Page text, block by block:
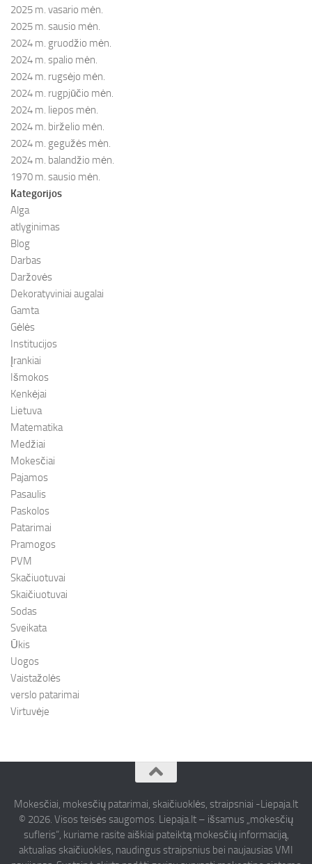
2025 m. vasario mėn.
2025 m. sausio mėn.
2024 m. gruodžio mėn.
2024 m. spalio mėn.
2024 m. rugsėjo mėn.
2024 m. rugpjūčio mėn.
2024 m. liepos mėn.
2024 m. birželio mėn.
2024 m. gegužės mėn.
2024 m. balandžio mėn.
1970 m. sausio mėn.
Kategorijos
Alga
atlyginimas
Blog
Darbas
Daržovės
Dekoratyviniai augalai
Gamta
Gėlės
Institucijos
Įrankiai
Išmokos
Kenkėjai
Lietuva
Matematika
Medžiai
Mokesčiai
Pajamos
Pasaulis
Paskolos
Patarimai
Pramogos
PVM
Skačiuotuvai
Skaičiuotuvai
Sodas
Sveikata
Ūkis
Uogos
Vaistažolės
verslo patarimai
Virtuvėje
Mokesčiai, mokesčių patarimai, skaičiuoklės, straipsniai -Liepaja.lt
© 2026. Visos teisės saugomos. Liepaja.lt – išsamus „mokesčių
sufleris“, kuriame rasite aiškiai pateiktą mokesčių informaciją,
aktualias skaičiuokles, naudingus straipsnius bei naujausias VMI